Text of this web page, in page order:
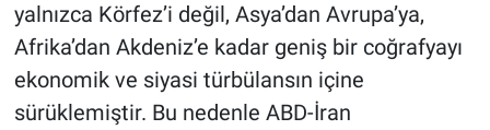
yalnızca Körfez’i değil, Asya’dan Avrupa’ya,
Afrika’dan Akdeniz’e kadar geniş bir coğrafyayı
ekonomik ve siyasi türbülansın içine
sürüklemiştir. Bu nedenle ABD-İran